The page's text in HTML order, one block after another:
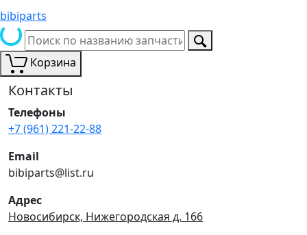
bibiparts
Корзина
Контакты
Телефоны
+7 (961) 221-22-88
Email
bibiparts@list.ru
Адрес
Новосибирск, Нижегородская д. 166